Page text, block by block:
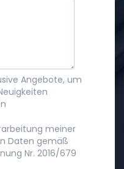
Angebote, um
meiner
Daten gemäß
Nr. 2016/679